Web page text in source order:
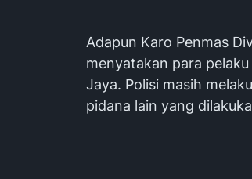
Adapun Karo Penmas
menyatakan para
Jaya. Polisi masih
pidana lain yang